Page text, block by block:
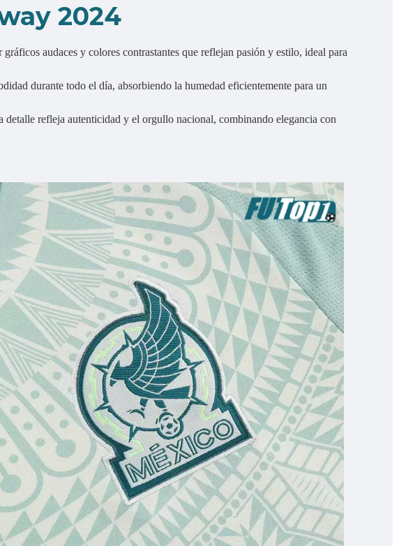
2024
audaces y colores contrastantes que reflejan pasión y estilo, ideal para
durante todo el día, absorbiendo la humedad eficientemente para un
refleja autenticidad y el orgullo nacional, combinando elegancia con